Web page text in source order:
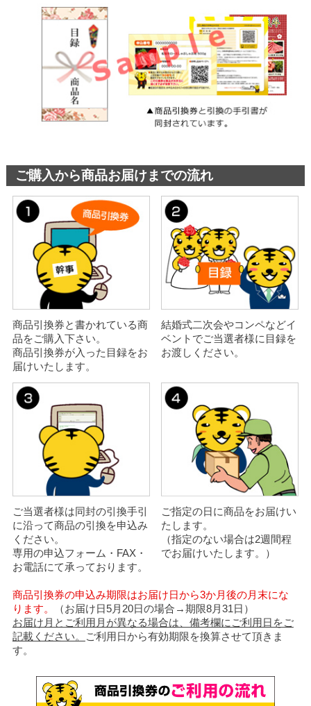
ご購入から商品お届けまでの流れ
商品引換券と書かれている商
品をご購入下さい。
商品引換券が入った目録をお
届けいたします。
結婚式二次会やコンペなどイ
ベントでご当選者様に目録を
お渡しください。
ご当選者様は同封の引換手引
に沿って商品の引換を申込み
ください。
専用の申込フォーム・FAX・
お電話にて承っております。
ご指定の日に商品をお届けい
たします。
（指定のない場合は2週間程
でお届けいたします。）
商品引換券の申込み期限はお届け日から3か月後の月末にな
ります。
（お届け日5月20日の場合→期限8月31日）
お届け月とご利用月が異なる場合は、備考欄にご利用日をご
記載ください。
ご利用日から有効期限を換算させて頂きま
す。